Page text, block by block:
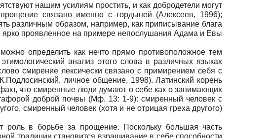
нашим усилиям простить, и как добродетели могут
связано именно с гордыней (Алексеев, 1996);
различным образом, например, как приписывание блага
ярко проявленное на примере непослушания Адама и Евы
определить как нечто прямо противоположное тем
анализ этого слова в различных языках
смирение лексически связано с примирением себя с
личное общение, 1998). Латинский корень
что смиренные люди думают о себе как о занимающих
доброй почвы (Мф. 13: 1-9): смиренный человек с
смиренный человек (хотя и не отрицая греха другого)
роль в борьбе за прощение. Поскольку большая часть
традиции становится взращивание в себе способности